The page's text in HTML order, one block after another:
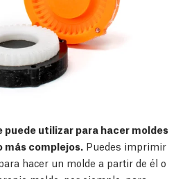
puede utilizar para hacer moldes
más complejos. Puedes imprimir
hacer un molde a partir de él o